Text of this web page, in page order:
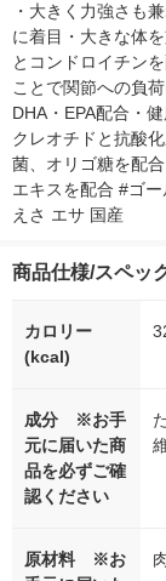
・大きく力強さも
に着目・大きな体
とコンドロイチン
ことで関節への負
DHA・EPA配合・
クレオチドと抗酸
菌、オリゴ糖を配
エキスを配合 #ゴ
えさ エサ 国産
商品仕様/スペッ
カロリー
(kcal)
成分 ※お手
元に届いた商
品を必ずご確
認ください
原材料 ※お